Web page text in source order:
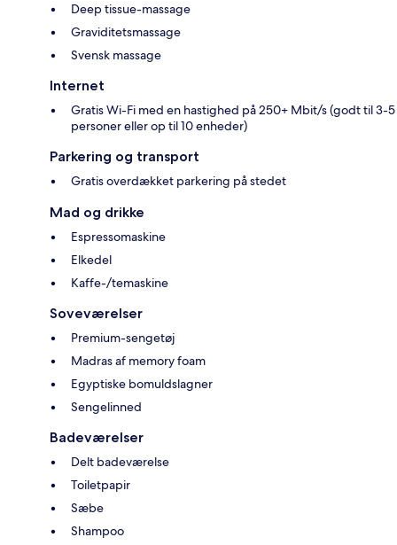
Deep tissue-massage
Graviditetsmassage
Svensk massage
Internet
Gratis Wi-Fi med en hastighed på 250+ Mbit/s (godt til 3-5
personer eller op til 10 enheder)
Parkering og transport
Gratis overdækket parkering på stedet
Mad og drikke
Espressomaskine
Elkedel
Kaffe-/temaskine
Soveværelser
Premium-sengetøj
Madras af memory foam
Egyptiske bomuldslagner
Sengelinned
Badeværelser
Delt badeværelse
Toiletpapir
Sæbe
Shampoo